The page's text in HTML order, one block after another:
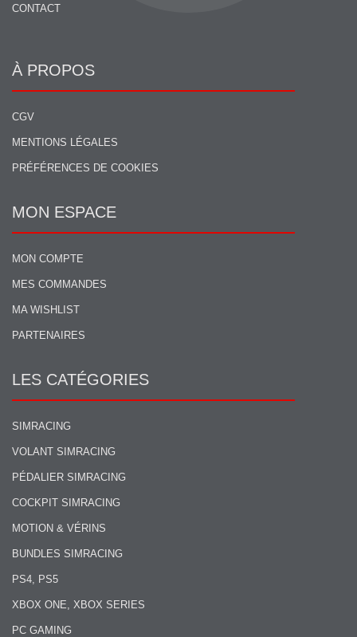
CONTACT
À PROPOS
CGV
MENTIONS LÉGALES
PRÉFÉRENCES DE COOKIES
MON ESPACE
MON COMPTE
MES COMMANDES
MA WISHLIST
PARTENAIRES
LES CATÉGORIES
SIMRACING
VOLANT SIMRACING
PÉDALIER SIMRACING
COCKPIT SIMRACING
MOTION & VÉRINS
BUNDLES SIMRACING
PS4, PS5
XBOX ONE, XBOX SERIES
PC GAMING